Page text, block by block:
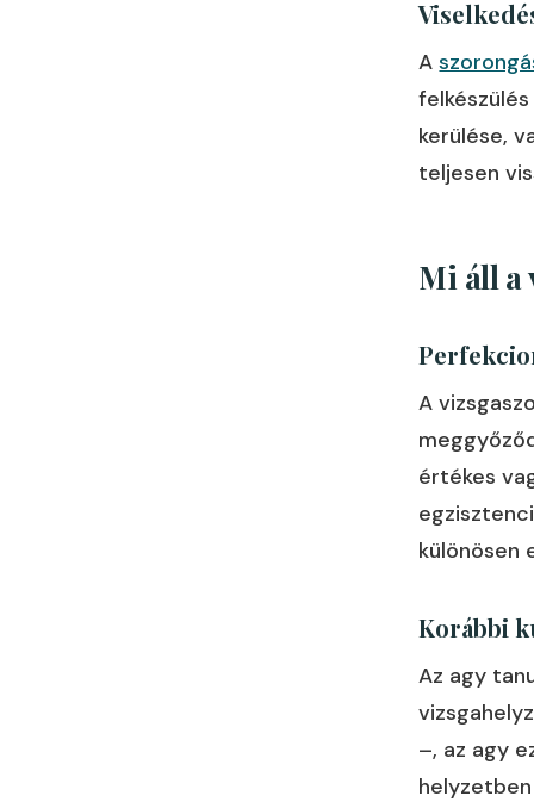
A
kerülése,
teljesen
Mi áll a
A
értékes
különösen
Korábbi
Az agy
–, az agy